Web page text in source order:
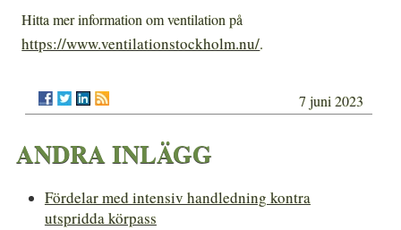
Hitta mer information om ventilation på
https://www.ventilationstockholm.nu/.
7 juni 2023
ANDRA INLÄGG
Fördelar med intensiv handledning kontra
utspridda körpass